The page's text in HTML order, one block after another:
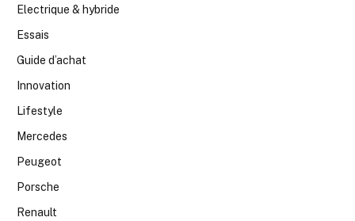
Electrique & hybride
Essais
Guide d’achat
Innovation
Lifestyle
Mercedes
Peugeot
Porsche
Renault